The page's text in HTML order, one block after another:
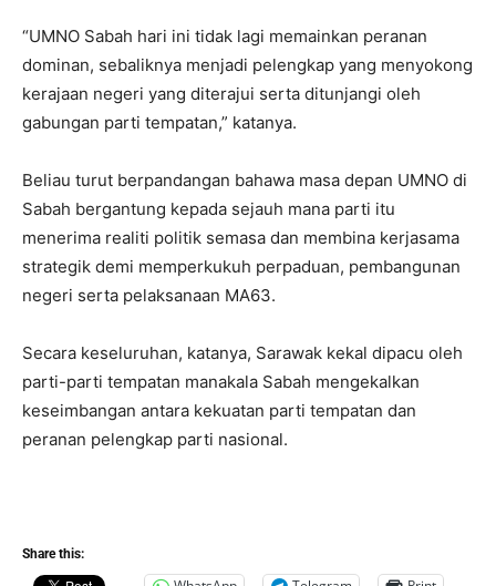
“UMNO Sabah hari ini tidak lagi memainkan peranan
dominan, sebaliknya menjadi pelengkap yang menyokong
kerajaan negeri yang diterajui serta ditunjangi oleh
gabungan parti tempatan,” katanya.
Beliau turut berpandangan bahawa masa depan UMNO di
Sabah bergantung kepada sejauh mana parti itu
menerima realiti politik semasa dan membina kerjasama
strategik demi memperkukuh perpaduan, pembangunan
negeri serta pelaksanaan MA63.
Secara keseluruhan, katanya, Sarawak kekal dipacu oleh
parti-parti tempatan manakala Sabah mengekalkan
keseimbangan antara kekuatan parti tempatan dan
peranan pelengkap parti nasional.
Share this: